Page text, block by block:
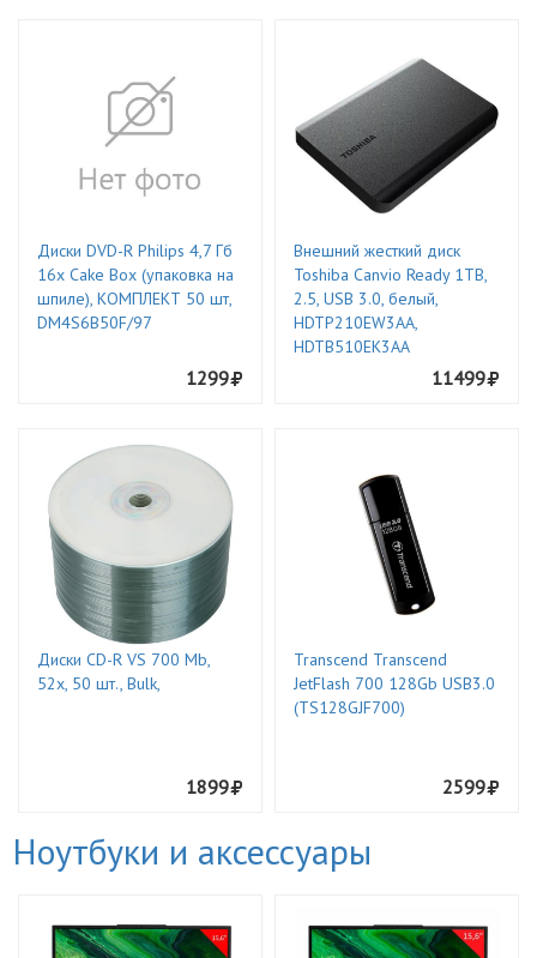
Диски DVD-R Philips 4,7 Гб
16x Cake Box (упаковка на
шпиле), КОМПЛЕКТ 50 шт,
DM4S6B50F/97
1299
Внешний жесткий диск
Toshiba Canvio Ready 1TB,
2.5, USB 3.0, белый,
HDTP210EW3AA,
HDTB510EK3AA
11499
Диски CD-R VS 700 Mb,
52x, 50 шт., Bulk,
1899
Transcend Transcend
JetFlash 700 128Gb USB3.0
(TS128GJF700)
2599
Ноутбуки и аксессуары